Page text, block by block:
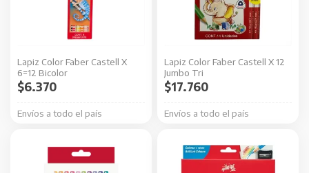
Lapiz Color Faber Castell X
6=12 Bicolor
Envíos a todo el país
$6.370
Lapiz Color Faber Castell X 12
Jumbo Tri
Envíos a todo el país
$17.760